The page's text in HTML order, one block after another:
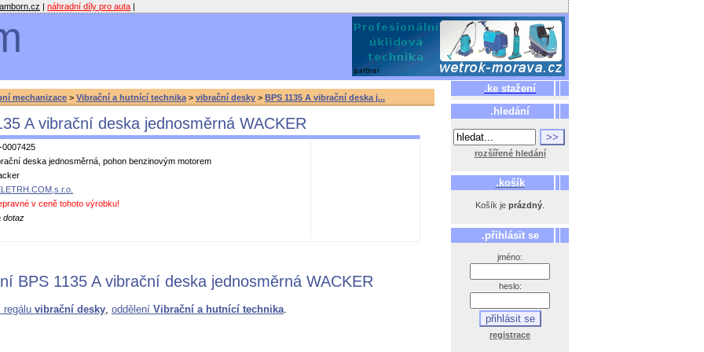
| náhradní díly pro auta |
.ke stažení
.hledání
rozšířené hledání
.košík
Košík je prázdný
.přihlásit se
jméno:
heslo:
registrace
mechanizace > Vibrační a hutnící technika > vibrační desky > BPS 1135 A vibrační deska j...
A vibrační deska jednosměrná WACKER
0007425
deska jednosměrná, pohon benzinovým motorem
v ceně tohoto výrobku!
dotaz
BPS 1135 A vibrační deska jednosměrná WACKER
regálu vibrační desky, oddělení Vibrační a hutnící technika.